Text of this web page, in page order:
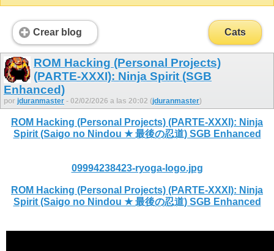
Crear blog Cats
ROM Hacking (Personal Projects)
(PARTE-XXXI): Ninja Spirit (SGB
Enhanced)
por jduranmaster - 02/02/2026 a las 20:02 (jduranmaster)
ROM Hacking (Personal Projects) (PARTE-XXXI): Ninja
Spirit (Saigo no Nindou ★ 最後の忍道) SGB Enhanced
09994238423-ryoga-logo.jpg
ROM Hacking (Personal Projects) (PARTE-XXXI): Ninja
Spirit (Saigo no Nindou ★ 最後の忍道) SGB Enhanced